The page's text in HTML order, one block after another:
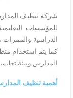
شركة تنظيف
للمؤسسات
الدراسية
كما يتم استخدام
المدارس وبيئة
أهمية تنظيف